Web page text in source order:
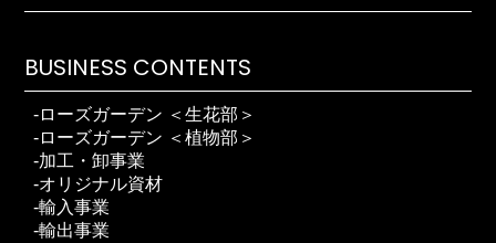
BUSINESS CONTENTS
ローズガーデン ＜生花部＞
ローズガーデン ＜植物部＞
加工・卸事業
オリジナル資材
輸入事業
輸出事業